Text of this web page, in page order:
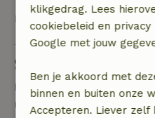
Bekijk alles
Stel een vraag
Neem contact op met de
natuurhuisje
klikgedrag. Lees
cookiebeleid en
Google met jouw
Ben je akkoord met
binnen en buiten onze
Accepteren. Liever